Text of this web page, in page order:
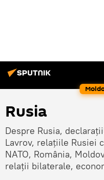
Rusia
Despre Rusia,
Lavrov, relațiile Rusiei
NATO, România,
relații bilaterale,